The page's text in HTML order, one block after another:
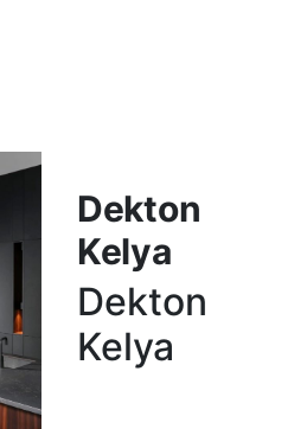
Dekton
Kelya
Dekton
Kelya